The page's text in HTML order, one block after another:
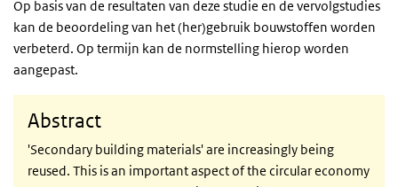
Op basis van de resultaten van deze studie en de vervolgstudies
kan de beoordeling van het (her)gebruik bouwstoffen worden
verbeterd. Op termijn kan de normstelling hierop worden
aangepast.
Abstract
'Secondary building materials' are increasingly being
reused. This is an important aspect of the circular economy